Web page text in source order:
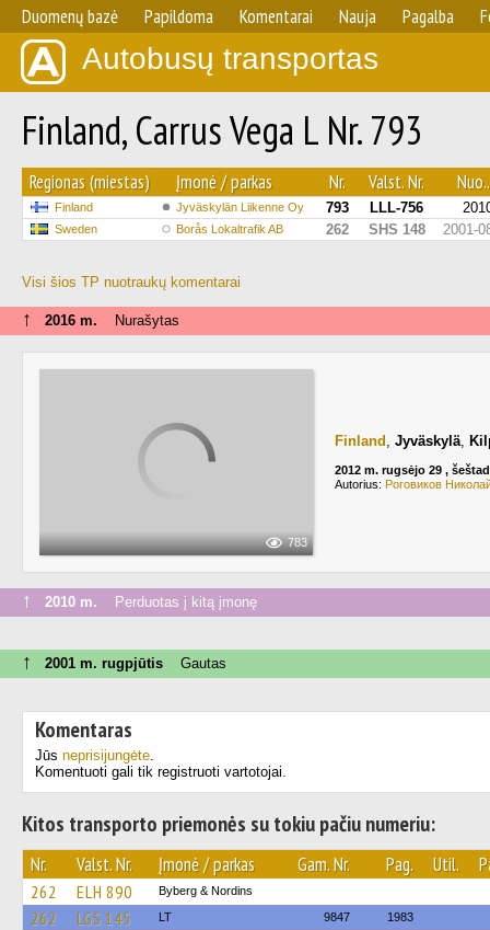
Duomenų bazė Papildoma Komentarai Nauja Pagalba
Autobusų transportas
Finland, Carrus Vega L Nr. 793
Regionas (miestas) Įmonė / parkas Nr. Valst. Nr.
Finland Jyväskylän Liikenne Oy 793 LLL-756
Sweden Borås Lokaltrafik AB 262 SHS 148 2001-
Visi šios TP nuotraukų komentarai
↑ 2016 m. Nurašytas
783
Finland , Jyväskylä,
2012 m. rugsėjo 29 ,
Autorius: Роговиков
↑ 2010 m. Perduotas į kitą įmonę
↑ 2001 m. rugpjūtis Gautas
Komentaras
Jūs neprisijungėte.
Komentuoti gali tik registruoti vartotojai.
Kitos transporto priemonės su tokiu pačiu numeriu:
Nr. Valst. Nr. Įmonė / parkas Gam. Nr. Pag. Util.
262 ELH 890 Byberg & Nordins
262 LGS 145 LT 9847 1983